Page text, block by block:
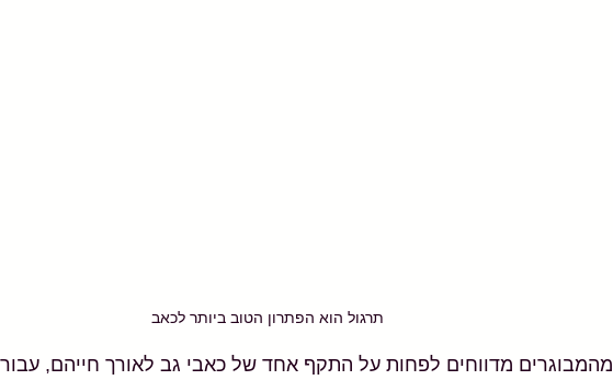
תרגול הוא הפתרון הטוב ביותר לכאב
כ 80% מהמבוגרים מדווחים לפחות על התקף אחד של כאבי גב לאורך חייהם,